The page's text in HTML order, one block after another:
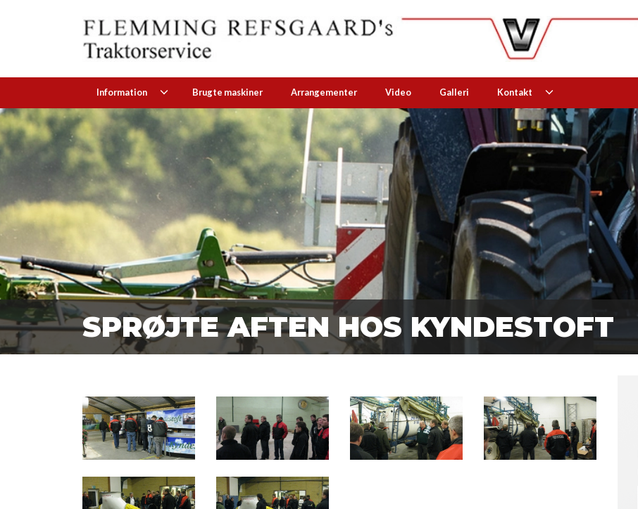
Information Brugte maskiner Arrangementer Video Galleri Kontakt
SPRØJTE AFTEN HOS KYNDESTOFT